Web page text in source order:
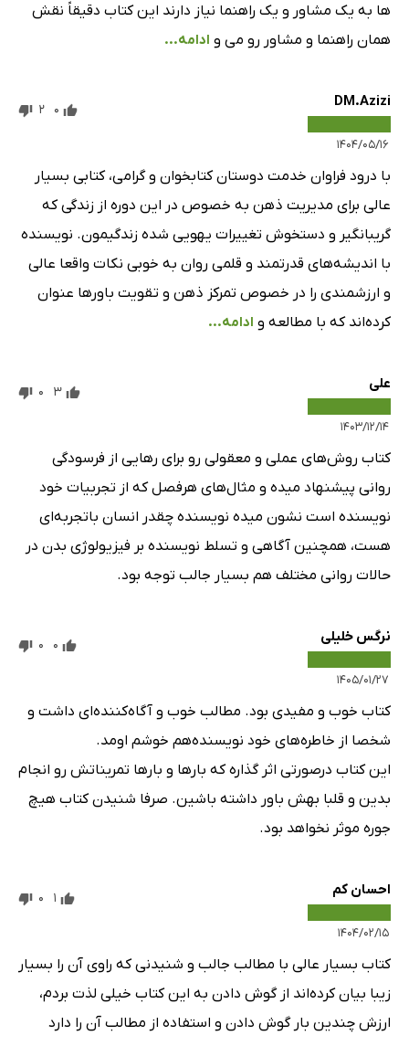
ها به یک مشاور و یک راهنما نیاز دارند این کتاب دقیقاً نقش
همان راهنما و مشاور رو می و ادامه...
DM.Azizi
۱۴۰۴/۰۵/۱۶
0
2
با درود فراوان خدمت دوستان کتابخوان و گرامی، کتابی بسیار
عالی برای مدیریت ذهن به خصوص در این دوره از زندگی که
گریبانگیر و دستخوش تغییرات یهویی شده زندگیمون. نویسنده
با اندیشه‌های قدرتمند و قلمی روان به خوبی نکات واقعا عالی
و ارزشمندی را در خصوص تمرکز ذهن و تقویت باورها عنوان
کرده‌اند که با مطالعه و ادامه...
علی
۱۴۰۳/۱۲/۱۴
3
0
کتاب روش‌های عملی و معقولی رو برای رهایی از فرسودگی
روانی پیشنهاد میده و مثال‌های هرفصل که از تجربیات خود
نویسنده است نشون میده نویسنده چقدر انسان باتجربه‌ای
هست، همچنین آگاهی و تسلط نویسنده بر فیزیولوژی بدن در
حالات روانی مختلف هم بسیار جالب توجه بود.
نرگس خلیلی
۱۴۰۵/۰۱/۲۷
0
0
کتاب خوب و مفیدی بود. مطالب خوب و آگاه‌کننده‌ای داشت و
شخصا از خاطره‌های خود نویسنده‌هم خوشم اومد.
این کتاب درصورتی اثر گذاره که بارها و بارها تمریناتش رو انجام
بدین و قلبا بهش باور داشته باشین. صرفا شنیدن کتاب هیچ
جوره موثر نخواهد بود.
احسان کم
۱۴۰۴/۰۲/۱۵
1
0
کتاب بسیار عالی با مطالب جالب و شنیدنی که راوی آن را بسیار
زیبا بیان کرده‌اند از گوش دادن به این کتاب خیلی لذت بردم،
ارزش چندین بار گوش دادن و استفاده از مطالب آن را دارد